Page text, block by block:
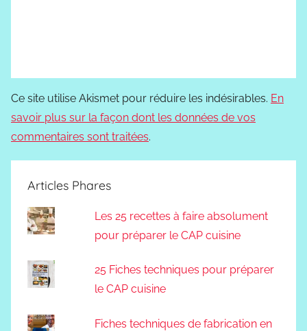
Ce site utilise Akismet pour réduire les indésirables. En
savoir plus sur la façon dont les données de vos
commentaires sont traitées.
Articles Phares
Les 25 recettes à faire absolument
pour préparer le CAP cuisine
25 Fiches techniques pour préparer
le CAP cuisine
Fiches techniques de fabrication en